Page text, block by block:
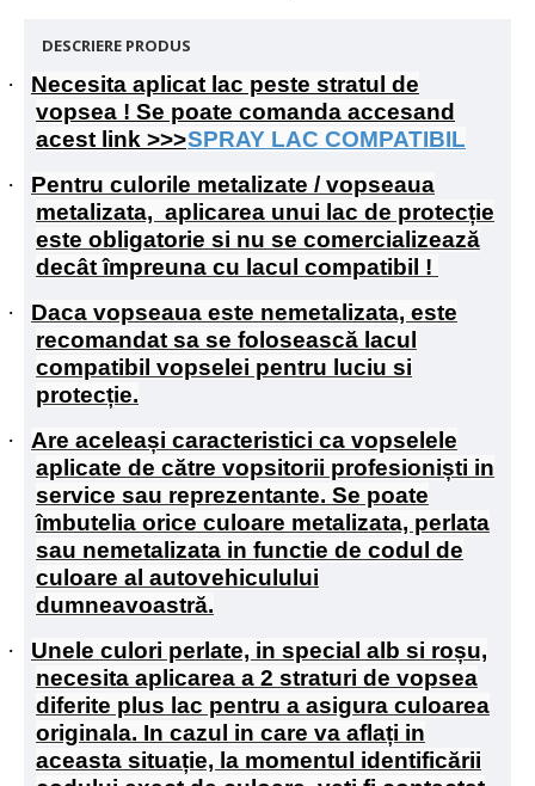
DESCRIERE PRODUS
·
Necesita aplicat lac peste stratul de
vopsea ! Se poate comanda accesand
acest link >>>SPRAY LAC COMPATIBIL
·
Pentru culorile metalizate / vopseaua
metalizata, aplicarea unui lac de protecție
este obligatorie si nu se comercializează
decât împreuna cu lacul compatibil !
·
Daca vopseaua este nemetalizata, este
recomandat sa se folosească lacul
compatibil vopselei pentru luciu si
protecție.
·
Are aceleași caracteristici ca vopselele
aplicate de către vopsitorii profesioniști in
service sau reprezentante. Se poate
îmbutelia orice culoare metalizata, perlata
sau nemetalizata in functie de codul de
culoare al autovehiculului
dumneavoastră.
·
Unele culori perlate, in special alb si roșu,
necesita aplicarea a 2 straturi de vopsea
diferite plus lac pentru a asigura culoarea
originala. In cazul in care va aflați in
aceasta situație, la momentul identificării